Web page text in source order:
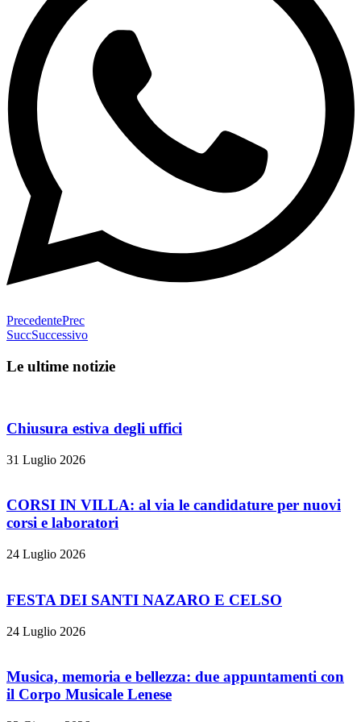
PrecedentePrec
SuccSuccessivo
Le ultime notizie
Chiusura estiva degli uffici
31 Luglio 2026
CORSI IN VILLA: al via le candidature per nuovi
corsi e laboratori
24 Luglio 2026
FESTA DEI SANTI NAZARO E CELSO
24 Luglio 2026
Musica, memoria e bellezza: due appuntamenti con
il Corpo Musicale Lenese